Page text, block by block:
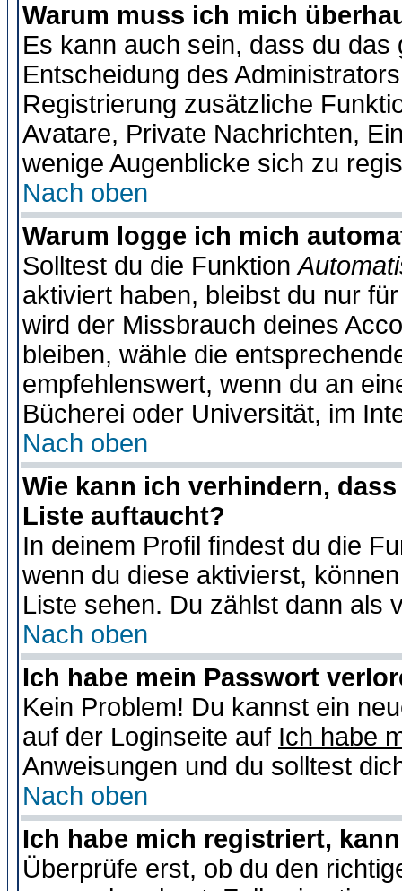
Warum muss ich mich
Es kann auch sein, dass du
Entscheidung des
Registrierung zusätzliche
Avatare, Private Nachrichten,
wenige Augenblicke sich zu
Nach oben
Warum logge ich mich
Solltest du die Funktion
aktiviert haben, bleibst du nur
wird der Missbrauch deines
bleiben, wähle die
empfehlenswert, wenn du an
Bücherei oder Universität, im
Nach oben
Wie kann ich verhindern,
Liste auftaucht?
In deinem Profil findest du die
wenn du diese aktivierst,
Liste sehen. Du zählst dann als
Nach oben
Ich habe mein Passwort
Kein Problem! Du kannst ein
auf der Loginseite auf Ich habe
Anweisungen und du solltest
Nach oben
Ich habe mich registriert,
Überprüfe erst, ob du den